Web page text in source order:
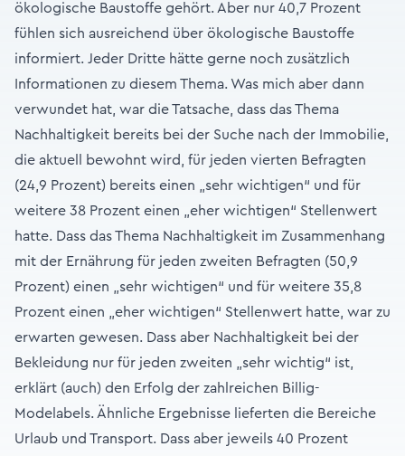
ökologische Baustoffe gehört. Aber nur 40,7 Prozent
fühlen sich ausreichend über ökologische Baustoffe
informiert. Jeder Dritte hätte gerne noch zusätzlich
Informationen zu diesem Thema. Was mich aber dann
verwundet hat, war die Tatsache, dass das Thema
Nachhaltigkeit bereits bei der Suche nach der Immobilie,
die aktuell bewohnt wird, für jeden vierten Befragten
(24,9 Prozent) bereits einen „sehr wichtigen“ und für
weitere 38 Prozent einen „eher wichtigen“ Stellenwert
hatte. Dass das Thema Nachhaltigkeit im Zusammenhang
mit der Ernährung für jeden zweiten Befragten (50,9
Prozent) einen „sehr wichtigen“ und für weitere 35,8
Prozent einen „eher wichtigen“ Stellenwert hatte, war zu
erwarten gewesen. Dass aber Nachhaltigkeit bei der
Bekleidung nur für jeden zweiten „sehr wichtig“ ist,
erklärt (auch) den Erfolg der zahlreichen Billig-
Modelabels. Ähnliche Ergebnisse lieferten die Bereiche
Urlaub und Transport. Dass aber jeweils 40 Prozent